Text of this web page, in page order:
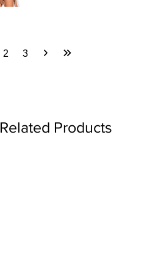
2 3
Related Products